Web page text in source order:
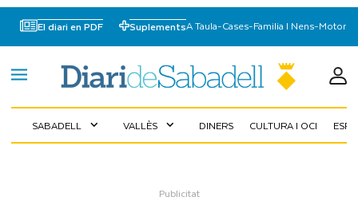
El diari en PDF SuplementsA Taula-Cases-Familia I Nens-Motor
SABADELL expand_more VALLÈS expand_more DINERS CULTURA I OCI